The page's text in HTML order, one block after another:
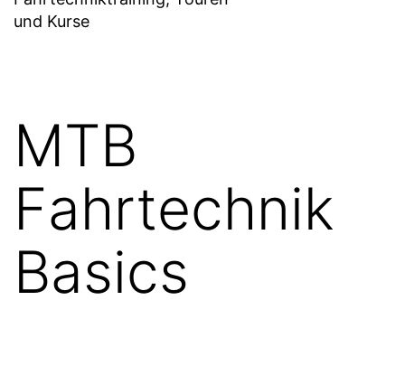
und Kurse
MTB
Fahrtechnik
Basics